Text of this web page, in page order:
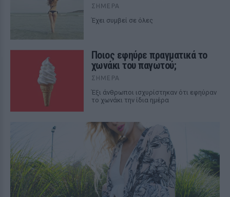
ΣΉΜΕΡΑ
Έχει συμβεί σε όλες
Ποιος εφηύρε πραγματικά το
χωνάκι του παγωτού;
ΣΉΜΕΡΑ
Έξι άνθρωποι ισχυρίστηκαν ότι εφηύραν
το χωνάκι την ίδια ημέρα